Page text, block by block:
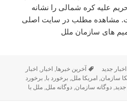
علیه کره شمالی را نشانه
مشاهده مطلب در سایت اصلی
های سازمان ملل
دسته‌ها
اخبار جدید برچسب‌ها
آخرین خبرها ,اخبار ,اخبار
سازمان ,امریکا ملل ,برخورد با ,برخورد
,دوگانه سازمان ,دوگانه ملل ,ملل با